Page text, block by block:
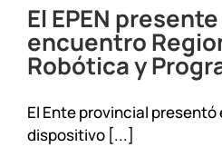
El EPEN
encuentro
Robótica y
El Ente provincial presentó
dispositivo [...]